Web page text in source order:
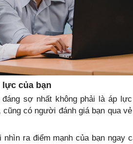
của bạn
sợ nhất không phải là áp
có người đánh giá bạn qua
ra điểm mạnh của bạn ngay